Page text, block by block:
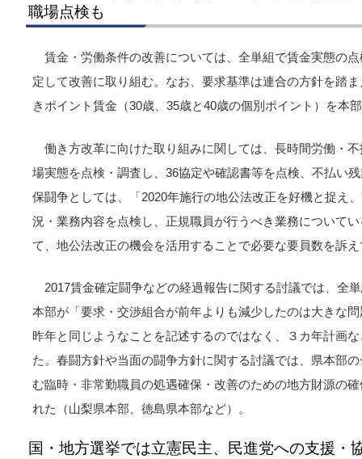
職場点検も
賃金・労働条件の改善については、全単組で賃金実態の
定して改善に取り組む。なお、要求基準は連合の方針を踏
きポイント賃金（30歳、35歳と40歳の個別ポイント）を本
働き方改革に向けた取り組みに関しては、長時間労働・
場実態を点検・調査し、36協定や確認書等を点検、不払い
保闘争としては、「2020年施行の地公法改正を好機と捉え
況・業務内容を点検し、正規職員が行うべき業務について
て、地公法改正の機会を活用することで必要な要員数を訴
2017賃金確定闘争などの経過報告に関する討議では、全
本部が「要求・交渉組合が前年よりも減少したのは大きな
昨年と同じようなことを記述するのではなく、３カ年計画
た。春闘方針や当面の闘争方針に関する討議では、県本部
む臨時・非常勤職員の処遇確保・改善のための地方財源の
れた（山梨県本部、徳島県本部など）。
国・地方選挙では立憲民主、民進党への支援・